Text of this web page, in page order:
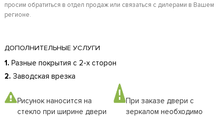
просим обратиться в отдел продаж или связаться с дилерами в Вашем
регионе.
ДОПОЛНИТЕЛЬНЫЕ УСЛУГИ
1. Разные покрытия с 2-х сторон
2. Заводская врезка
Рисунок наносится на
стекло при ширине двери
При заказе двери с
зеркалом необходимо